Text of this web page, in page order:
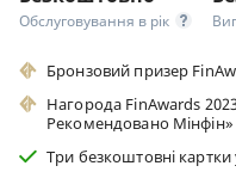
Обслуговування в рік
Бронзовий призер
Нагорода FinAwards
Рекомендовано Мінфін»
Три безкоштовні картки